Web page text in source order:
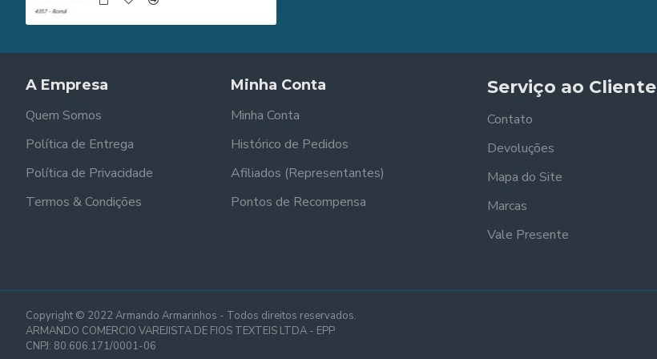
A Empresa
Quem Somos
Política de Entrega
Política de Privacidade
Termos & Condições
Minha Conta
Minha Conta
Histórico de Pedidos
Afiliados (Representantes)
Pontos de Recompensa
Serviço ao Cliente
Contato
Devoluções
Mapa do Site
Marcas
Vale Presente
Copyright © 2022 Armando Armarinhos - Todos direitos reservados.
ARMANDO COMERCIO VAREJISTA DE FIOS TEXTEIS LTDA - EPP
CNPJ: 80.606.171/0001-06